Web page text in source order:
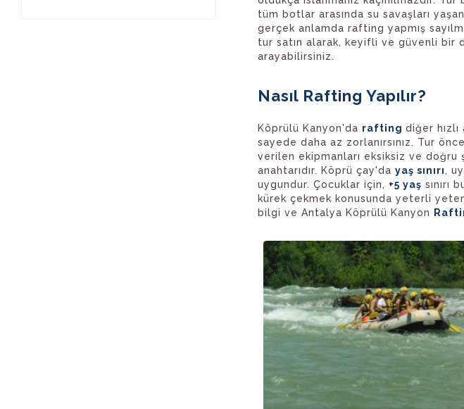
tüm botlar arasında su savaşları
gerçek anlamda rafting yapmış
tur satın alarak, keyifli ve güvenli bir
arayabilirsiniz.
Nasıl Rafting Yapılır?
Köprülü Kanyon'da rafting diğer
sayede daha az zorlanırsınız. Tur
verilen ekipmanları eksiksiz ve doğru
anahtarıdır. Köprü çay'da yaş sınırı,
uygundur. Çocuklar için, +5 yaş sınırı
kürek çekmek konusunda yeterli
bilgi ve Antalya Köprülü Kanyon